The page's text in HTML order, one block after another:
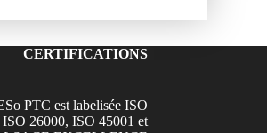
CERTIFICATIONS